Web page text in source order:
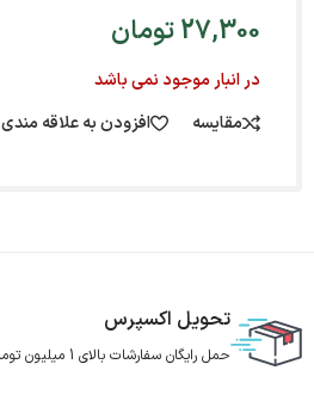
27,300تومان
در انبار موجود نمی باشد
مقایسه
افزودن به علاقه مندی
تحویل اکسپرس
حمل رایگان سفارشات بالای 1 میلیون تومان